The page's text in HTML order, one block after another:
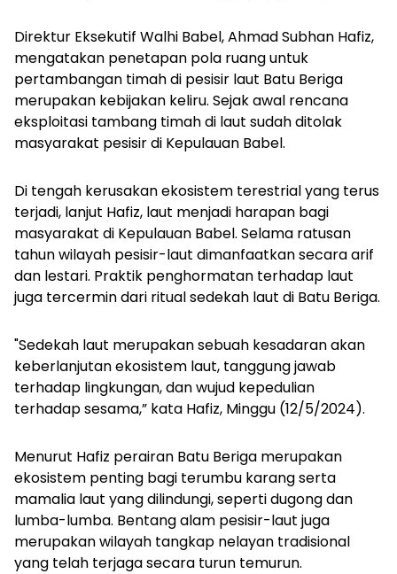
Direktur Eksekutif Walhi Babel, Ahmad Subhan Hafiz,
mengatakan penetapan pola ruang untuk
pertambangan timah di pesisir laut Batu Beriga
merupakan kebijakan keliru. Sejak awal rencana
eksploitasi tambang timah di laut sudah ditolak
masyarakat pesisir di Kepulauan Babel.
Di tengah kerusakan ekosistem terestrial yang terus
terjadi, lanjut Hafiz, laut menjadi harapan bagi
masyarakat di Kepulauan Babel. Selama ratusan
tahun wilayah pesisir-laut dimanfaatkan secara arif
dan lestari. Praktik penghormatan terhadap laut
juga tercermin dari ritual sedekah laut di Batu Beriga.
"Sedekah laut merupakan sebuah kesadaran akan
keberlanjutan ekosistem laut, tanggung jawab
terhadap lingkungan, dan wujud kepedulian
terhadap sesama,” kata Hafiz, Minggu (12/5/2024).
Menurut Hafiz perairan Batu Beriga merupakan
ekosistem penting bagi terumbu karang serta
mamalia laut yang dilindungi, seperti dugong dan
lumba-lumba. Bentang alam pesisir-laut juga
merupakan wilayah tangkap nelayan tradisional
yang telah terjaga secara turun temurun.